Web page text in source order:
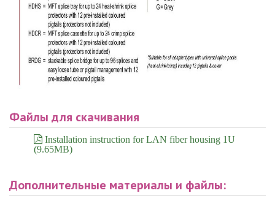
Файлы для скачивания
Installation instruction for LAN fiber housing 1U
(9.65MB)
Дополнительные материалы и файлы: